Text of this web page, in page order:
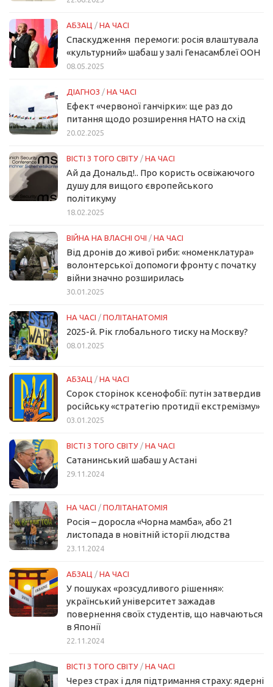
АБЗАЦ / НА ЧАСІ
Спаскудження перемоги: росія влаштувала
«культурний» шабаш у залі Генасамблеї ООН
08.05.2025
ДІАГНОЗ / НА ЧАСІ
Ефект «червоної ганчірки»: ще раз до
питання щодо розширення НАТО на схід
20.02.2025
ВІСТІ З ТОГО СВІТУ / НА ЧАСІ
Ай да Дональд!.. Про користь освіжаючого
душу для вищого європейського
політикуму
18.02.2025
ВІЙНА НА ВЛАСНІ ОЧІ / НА ЧАСІ
Від дронів до живої риби: «номенклатура»
волонтерської допомоги фронту с початку
війни значно розширилась
30.01.2025
НА ЧАСІ / ПОЛІТАНАТОМІЯ
2025-й. Рік глобального тиску на Москву?
08.01.2025
АБЗАЦ / НА ЧАСІ
Сорок сторінок ксенофобії: путін затвердив
російську «стратегію протидії екстремізму»
03.01.2025
ВІСТІ З ТОГО СВІТУ / НА ЧАСІ
Сатанинський шабаш у Астані
29.11.2024
НА ЧАСІ / ПОЛІТАНАТОМІЯ
Росія – доросла «Чорна мамба», або 21
листопада в новітній історії людства
23.11.2024
АБЗАЦ / НА ЧАСІ
У пошуках «розсудливого рішення»:
український університет зажадав
повернення своїх студентів, що навчаються
в Японії
22.11.2024
ВІСТІ З ТОГО СВІТУ / НА ЧАСІ
Через страх і для підтримання страху: ядерні